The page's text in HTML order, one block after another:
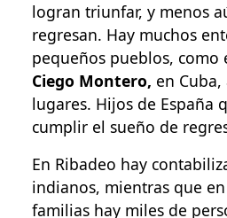
logran triunfar, y menos
regresan. Hay muchos
pequeños pueblos, como
Ciego Montero, en
lugares. Hijos de España
cumplir el sueño de
En Ribadeo hay
indianos, mientras que
familias hay miles de